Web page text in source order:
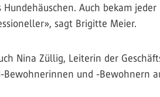
Auch bekam
sagt Brigitte Meier.
Nina Züllig, Leiterin der
und -Bewohnern